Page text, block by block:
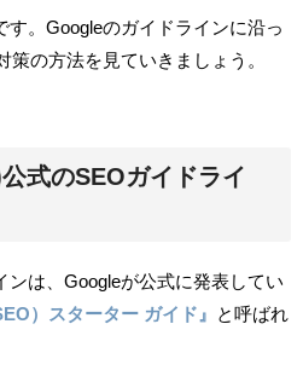
す。Googleのガイドラインに沿っ
の方法を見ていきましょう。
式のSEOガイドライ
ンは、Googleが公式に発表してい
）スターター ガイド』
と呼ばれ